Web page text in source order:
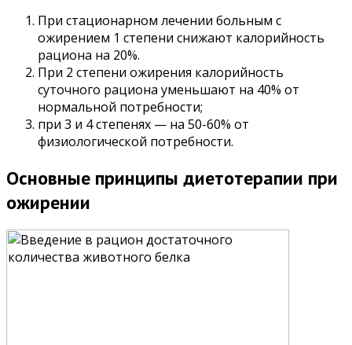
При стационарном лечении больным с
ожирением 1 степени снижают калорийность
рациона на 20%.
При 2 степени ожирения калорийность
суточного рациона уменьшают на 40% от
нормальной потребности;
при 3 и 4 степенях — на 50-60% от
физиологической потребности.
Основные принципы диетотерапии при
ожирении